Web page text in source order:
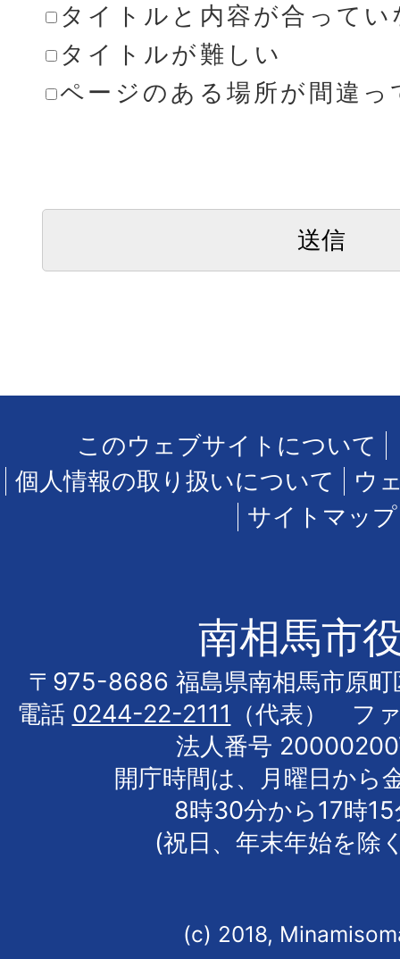
タイトルと内容が合ってい
タイトルが難しい
ページのある場所が間違っ
このウェブサイトについて
個人情報の取り扱いについて
ウ
サイトマップ
南相馬市
〒975-8686 福島県南相馬市原町
電話 0244-22-2111
（代表） フ
法人番号
開庁時間は、月曜日から
8時30分から17時
(祝日、年末年始を除
(c) 2018,